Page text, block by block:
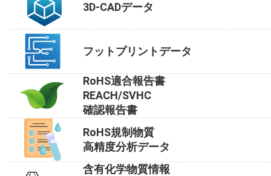
3D-CADデータ
フットプリントデータ
RoHS適合報告書
REACH/SVHC
確認報告書
RoHS規制物質
高精度分析データ
含有化学物質情報